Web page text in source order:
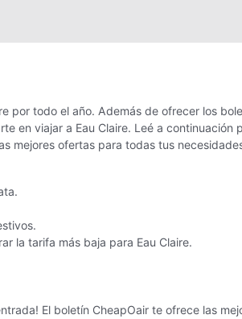
por todo el año. Además de ofrecer los
en viajar a Eau Claire. Leé a continuación
mejores ofertas para todas tus
la tarifa más baja para Eau Claire.
El boletín CheapOair te ofrece las